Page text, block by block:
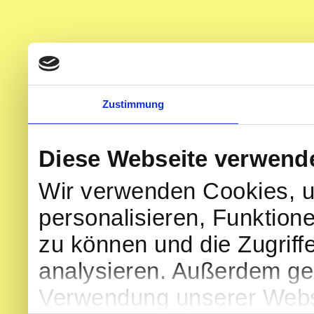
Zustimmung
Diese Webseite
Wir verwenden Cookies,
personalisieren,
zu können und die
analysieren. Außerdem
Verwendung unserer